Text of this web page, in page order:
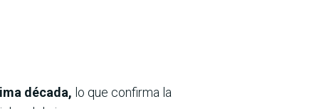
década, lo que confirma la